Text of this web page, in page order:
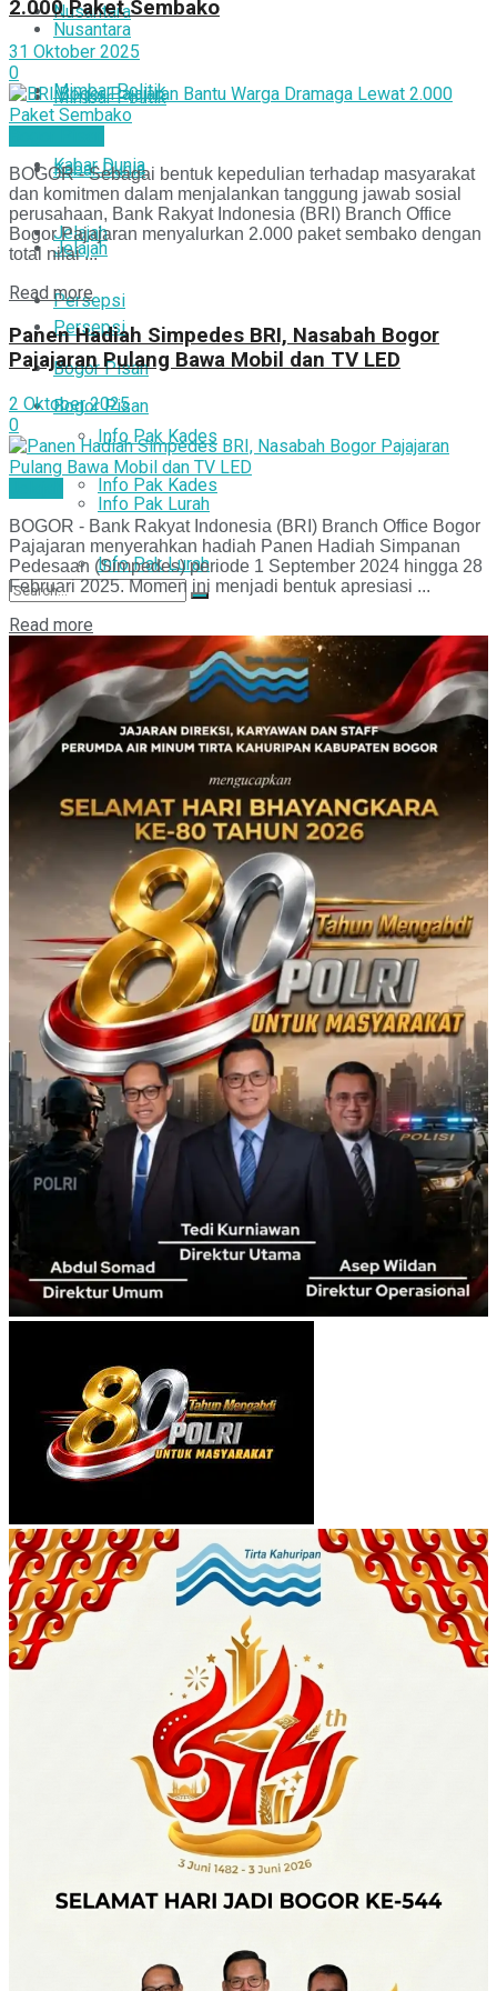
Nusantara
Mimbar Politik
Kabar Dunia
Jelajah
Persepsi
Bogor Pisan
Info Pak Kades
Info Pak Lurah
No Result
View All Result
Nusantara
Mimbar Politik
Kabar Dunia
Jelajah
Persepsi
Bogor Pisan
Info Pak Kades
Info Pak Lurah
No Result
View All Result
2.000 Paket Sembako
31 Oktober 2025
0
BOGOR - Sebagai bentuk kepedulian terhadap masyarakat
dan komitmen dalam menjalankan tanggung jawab sosial
perusahaan, Bank Rakyat Indonesia (BRI) Branch Office
Bogor Pajajaran menyalurkan 2.000 paket sembako dengan
total nilai ...
Read more
Panen Hadiah Simpedes BRI, Nasabah Bogor
Pajajaran Pulang Bawa Mobil dan TV LED
2 Oktober 2025
0
BOGOR - Bank Rakyat Indonesia (BRI) Branch Office Bogor
Pajajaran menyerahkan hadiah Panen Hadiah Simpanan
Pedesaan (Simpedes) periode 1 September 2024 hingga 28
Februari 2025. Momen ini menjadi bentuk apresiasi ...
Read more